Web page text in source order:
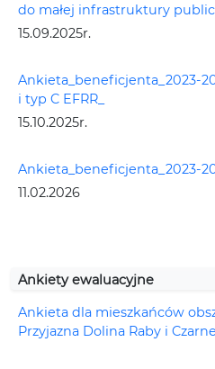
do małej infrastruktury
15.09.2025r.
Ankieta_beneficjenta_2023-
i typ C EFRR_
15.10.2025r.
Ankieta_beneficjenta_2023-
11.02.2026
Ankiety ewaluacyjne
Ankieta dla mieszkańców
Przyjazna Dolina Raby i